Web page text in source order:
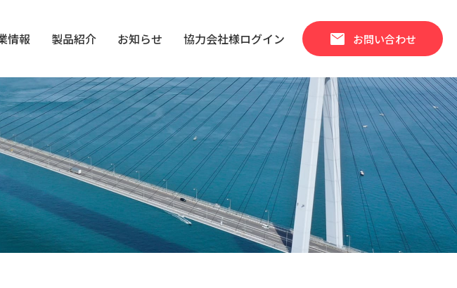
情報 製品紹介 お知らせ 協力会社様ログイン mail お問い合わせ